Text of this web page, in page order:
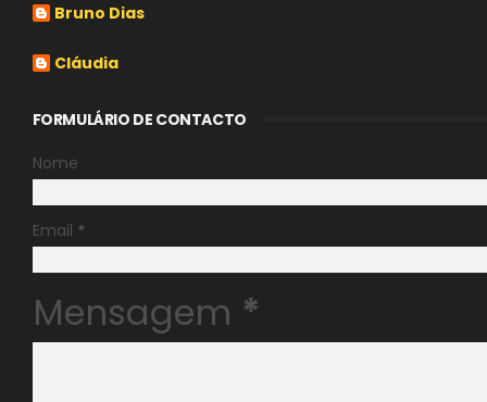
Bruno Dias
Cláudia
FORMULÁRIO DE CONTACTO
Nome
Email *
Mensagem *